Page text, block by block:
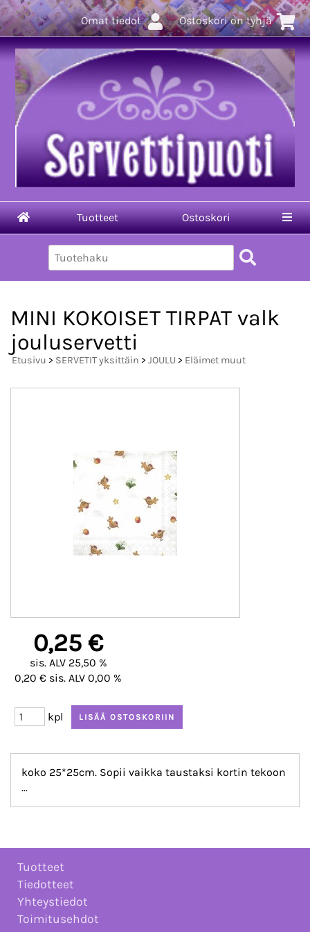
Omat tiedot Ostoskori on tyhjä
Tuotteet Ostoskori
MINI KOKOISET TIRPAT valk
jouluservetti
Etusivu > SERVETIT yksittäin > JOULU > Eläimet muut
0,25 €
sis. ALV 25,50 %
0,20 € sis. ALV 0,00 %
kpl
koko 25*25cm. Sopii vaikka taustaksi kortin tekoon
...
Tuotteet
Tiedotteet
Yhteystiedot
Toimitusehdot